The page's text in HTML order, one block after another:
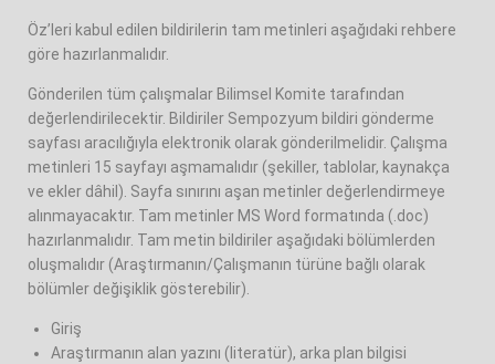
Öz’leri kabul edilen bildirilerin tam metinleri aşağıdaki rehbere
göre hazırlanmalıdır.
Gönderilen tüm çalışmalar Bilimsel Komite tarafından
değerlendirilecektir. Bildiriler Sempozyum bildiri gönderme
sayfası aracılığıyla elektronik olarak gönderilmelidir. Çalışma
metinleri 15 sayfayı aşmamalıdır (şekiller, tablolar, kaynakça
ve ekler dâhil). Sayfa sınırını aşan metinler değerlendirmeye
alınmayacaktır. Tam metinler MS Word formatında (.doc)
hazırlanmalıdır. Tam metin bildiriler aşağıdaki bölümlerden
oluşmalıdır (Araştırmanın/Çalışmanın türüne bağlı olarak
bölümler değişiklik gösterebilir).
Giriş
Araştırmanın alan yazını (literatür), arka plan bilgisi